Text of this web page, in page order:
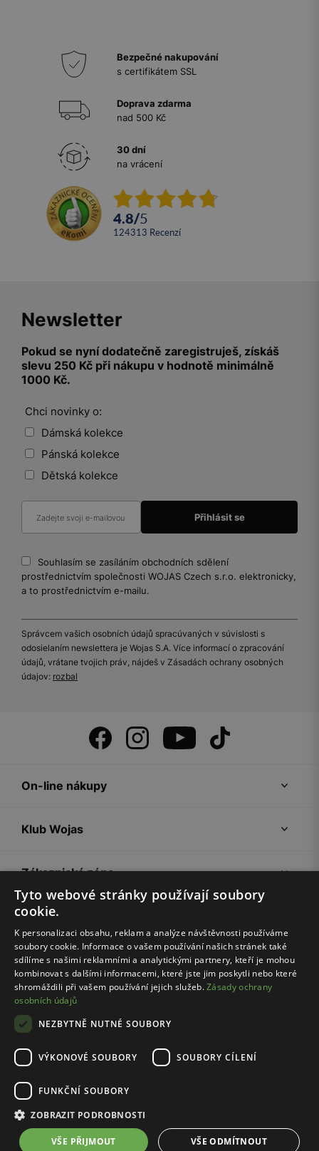
Bezpečné nakupování
s certifikátem SSL
Doprava zdarma
nad 500 Kč
30 dní
na vrácení
4.8/5
124313 recenzí
Newsletter
Pokud se nyní dodatečně zaregistruješ, získáš
slevu 250 Kč při nákupu v hodnotě minimálně
1000 Kč.
Chci novinky o:
Dámská kolekce
Pánská kolekce
Dětská kolekce
Souhlasím se zasíláním obchodních sdělení
prostřednictvím společnosti WOJAS Czech s.r.o. elektronicky,
a to prostřednictvím e-mailu.
Správcem vašich osobních údajů spracúvaných v súvislosti s
odosielaním newslettera je Wojas S.A. Více informací o zpracování
údajů, vrátane tvojich práv, nájdeš v Zásadách ochrany osobných
údajov: rozbal
On-line nákupy
Klub Wojas
Zákaznická zóna
Společnost Wojas
Rady
© Wojas 2026
Pravidla e-shopu
Zásady ochrany osobních údajů
Tyto webové stránky používají soubory
cookie.
K personalizaci obsahu, reklam a analýze návštěvnosti používáme
soubory cookie. Informace o vašem používání našich stránek také
sdílíme s našimi reklamními a analytickými partnery, kteří je mohou
kombinovat s dalšími informacemi, které jste jim poskytli nebo které
shromáždili při vašem používání jejich služeb.Zásady ochrany
osobních údajů
NEZBYTNĚ NUTNÉ SOUBORY
VÝKONOVÉ SOUBORY SOUBORY CÍLENÍ
FUNKČNÍ SOUBORY
ZOBRAZIT PODROBNOSTI
VŠE PŘIJMOUT VŠE ODMÍTNOUT